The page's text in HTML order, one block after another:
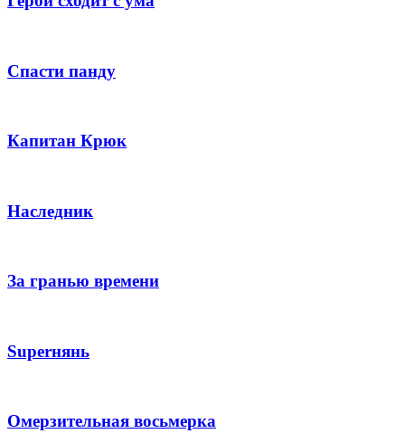
Спасти панду
Капитан Крюк
Наследник
За гранью времени
Superнянь
Омерзительная восьмерка